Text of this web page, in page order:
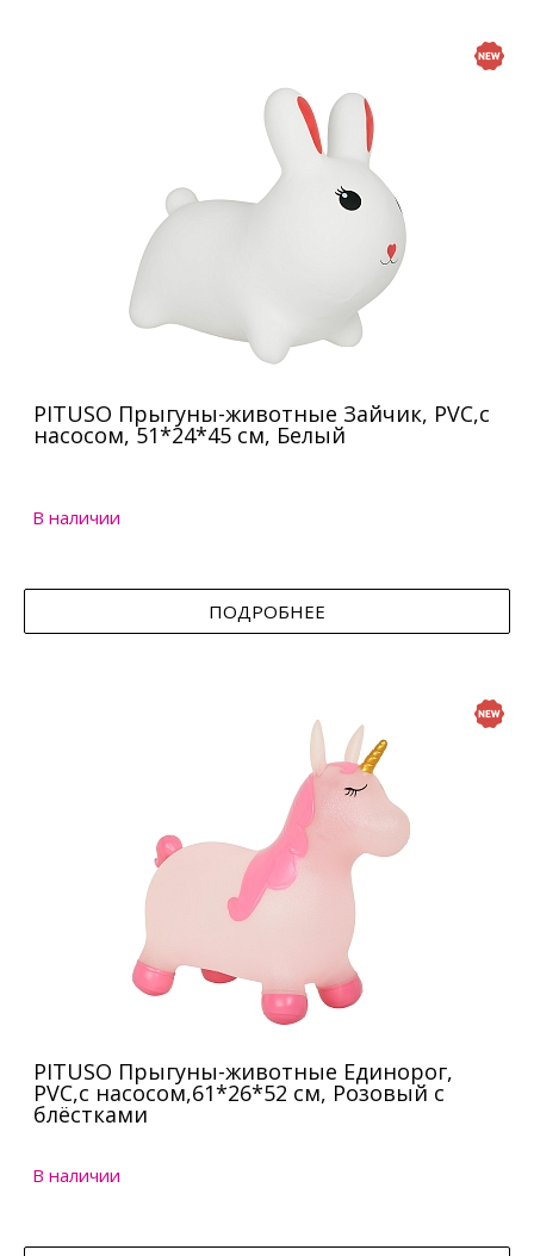
PITUSO Прыгуны-животные Зайчик, PVC,с
насосом, 51*24*45 см, Белый
В наличии
ПОДРОБНЕЕ
PITUSO Прыгуны-животные Единорог,
PVC,с насосом,61*26*52 см, Розовый с
блёстками
В наличии